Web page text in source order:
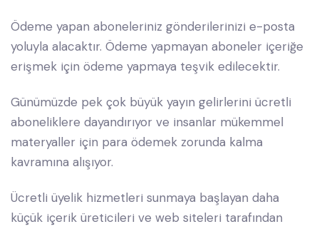
Ödeme yapan aboneleriniz gönderilerinizi e-posta
yoluyla alacaktır. Ödeme yapmayan aboneler içeriğe
erişmek için ödeme yapmaya teşvik edilecektir.
Günümüzde pek çok büyük yayın gelirlerini ücretli
aboneliklere dayandırıyor ve insanlar mükemmel
materyaller için para ödemek zorunda kalma
kavramına alışıyor.
Ücretli üyelik hizmetleri sunmaya başlayan daha
küçük içerik üreticileri ve web siteleri tarafından